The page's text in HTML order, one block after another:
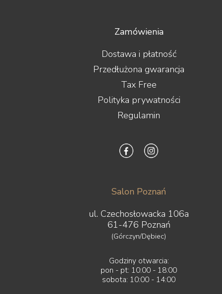
Zamówienia
Dostawa i płatność
Przedłużona gwarancja
Tax Free
Polityka prywatności
Regulamin
Salon Poznań
ul. Czechosłowacka 106a
61-476 Poznań
(Górczyn/Dębiec)
Godziny otwarcia:
pon - pt: 10:00 - 18:00
sobota: 10:00 - 14:00